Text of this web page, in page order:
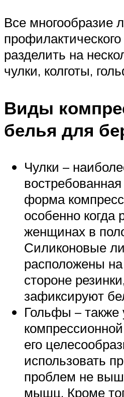
Все многообразие
разделить на
чулки, колготы,
Виды
белья для
Чулки –
форма
особенно когда
женщинах в
Силиконовые
расположены
стороне
зафиксируют
Гольфы –
его
использовать
проблем не
мышц. Кроме